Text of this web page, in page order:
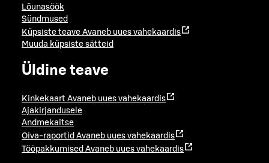
Lõunasöök
Sündmused
Küpsiste teave Avaneb uues vahekaardis
Muuda küpsiste sätteid
Üldine teave
Kinkekaart Avaneb uues vahekaardis
Ajakirjandusele
Andmekaitse
Oiva-raportid Avaneb uues vahekaardis
Tööpakkumised Avaneb uues vahekaardis